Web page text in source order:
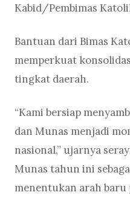
Kabid/Pembimas
Bantuan dari Bimas
memperkuat
tingkat daerah.
“Kami bersiap
dan Munas menjadi
nasional,” ujarnya
Munas tahun ini
menentukan arah baru